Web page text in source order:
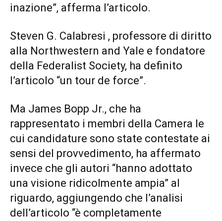
inazione”, afferma l’articolo.
Steven G. Calabresi , professore di diritto
alla Northwestern and Yale e fondatore
della Federalist Society, ha definito
l’articolo “un tour de force”.
Ma James Bopp Jr., che ha
rappresentato i membri della Camera le
cui candidature sono state contestate ai
sensi del provvedimento, ha affermato
invece che gli autori “hanno adottato
una visione ridicolmente ampia” al
riguardo, aggiungendo che l’analisi
dell’articolo “è completamente